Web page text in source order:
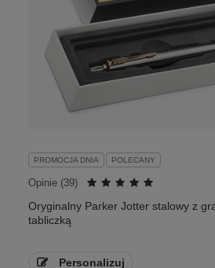
PROMOCJA DNIA POLECANY
Opinie (39)
Oryginalny Parker Jotter stalowy z
tabliczką
Personalizuj